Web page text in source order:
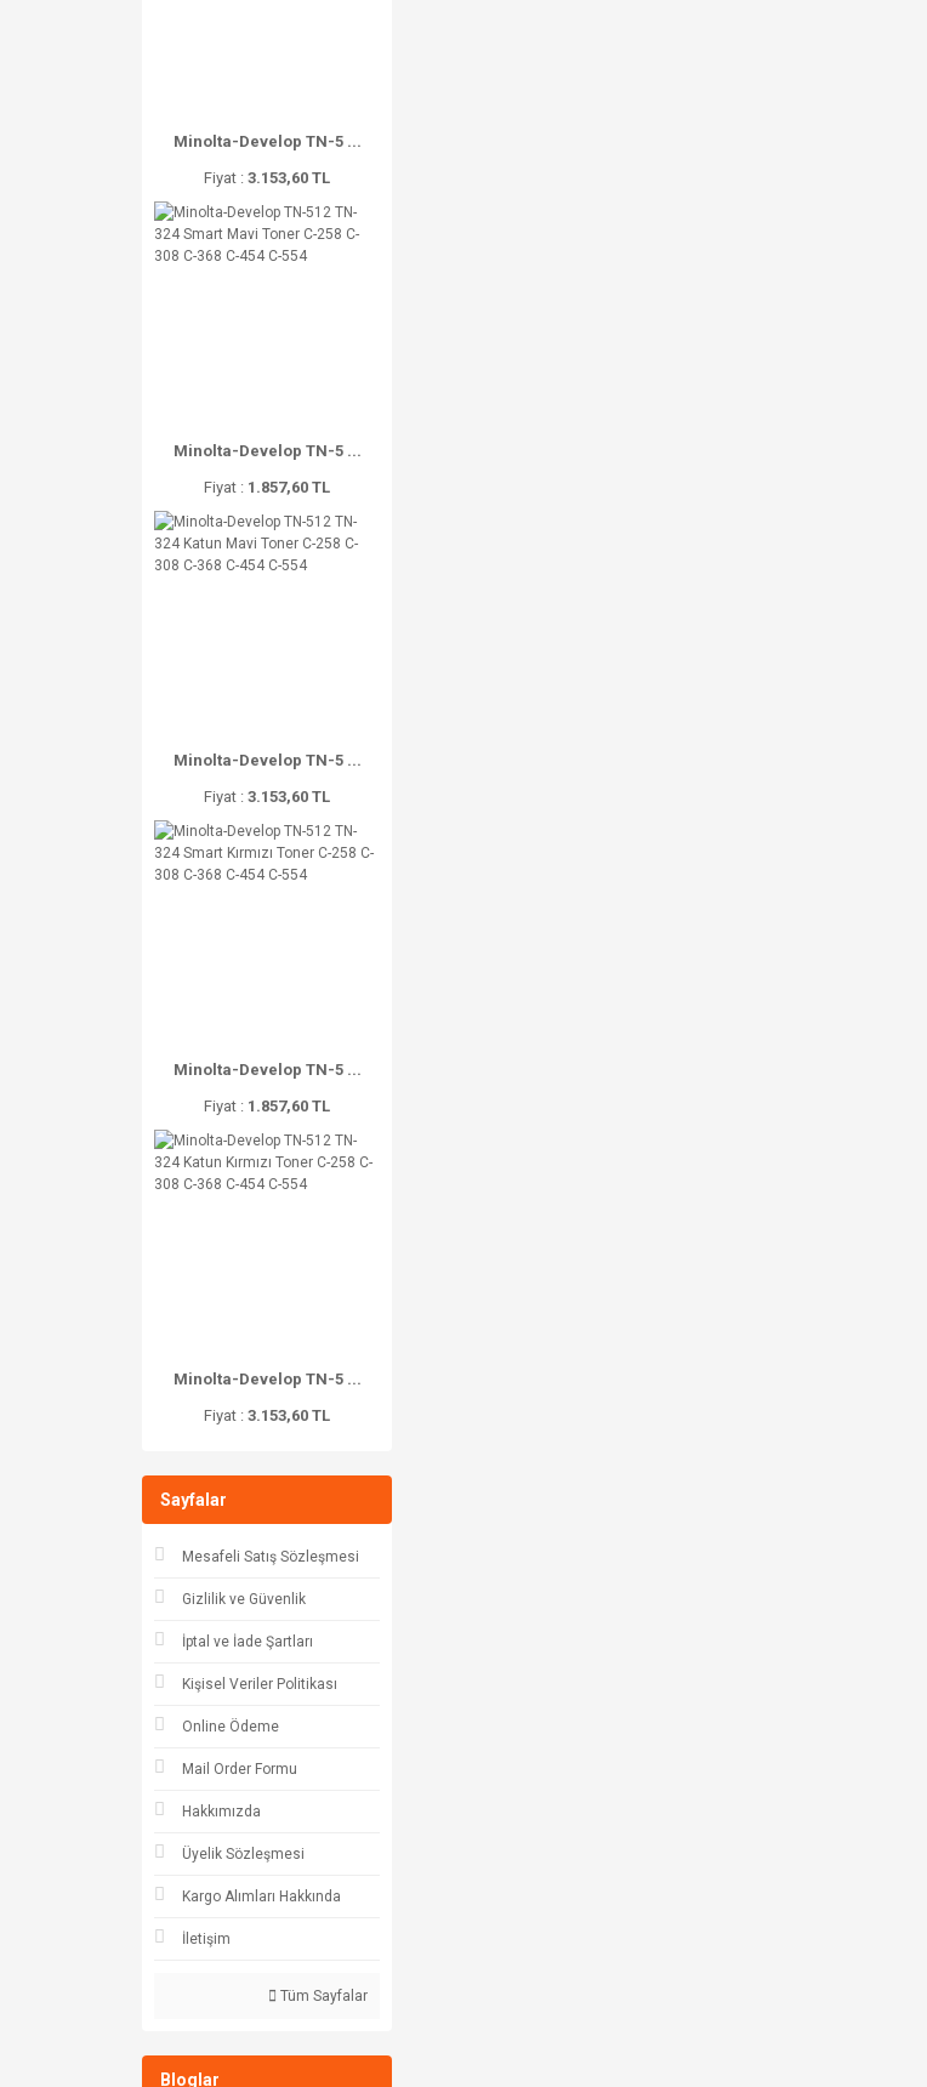
Minolta-Develop TN-5 ...
Fiyat : 3.153,60 TL
Minolta-Develop TN-5 ...
Fiyat : 1.857,60 TL
Minolta-Develop TN-5 ...
Fiyat : 3.153,60 TL
Minolta-Develop TN-5 ...
Fiyat : 1.857,60 TL
Minolta-Develop TN-5 ...
Fiyat : 3.153,60 TL
Sayfalar
Mesafeli Satış Sözleşmesi
Gizlilik ve Güvenlik
İptal ve İade Şartları
Kişisel Veriler Politikası
Online Ödeme
Mail Order Formu
Hakkımızda
Üyelik Sözleşmesi
Kargo Alımları Hakkında
İletişim
Tüm Sayfalar
Bloglar